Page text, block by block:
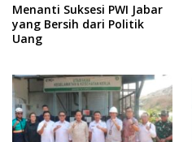
Menanti Suksesi PWI Jabar
yang Bersih dari Politik
Uang